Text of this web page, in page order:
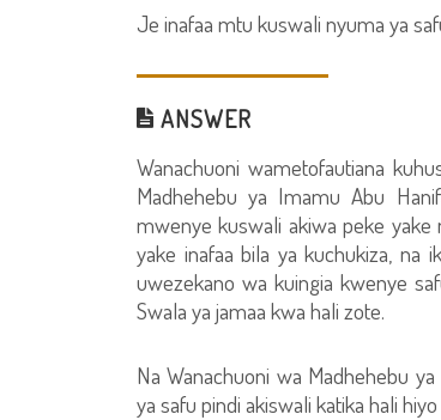
Je inafaa mtu kuswali nyuma ya
ANSWER
Wanachuoni wametofautiana
Madhehebu ya Imamu Abu
mwenye kuswali akiwa peke
yake inafaa bila ya kuchukiza, na
uwezekano wa kuingia kwenye
Swala ya jamaa kwa hali zote.
Na Wanachuoni wa Madhehebu
ya safu pindi akiswali katika hali